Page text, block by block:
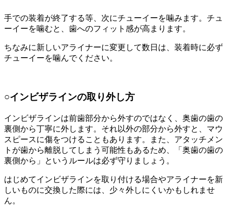
手での装着が終了する等、次にチューイーを噛みます。チュ
ーイーを噛むと、歯へのフィット感が高まります。
ちなみに新しいアライナーに変更して数日は、装着時に必ず
チューイーを噛んでください。
○インビザラインの取り外し方
インビザラインは前歯部分から外すのではなく、奥歯の歯の
裏側から丁寧に外します。それ以外の部分から外すと、マウ
スピースに傷をつけることもあります。また、アタッチメン
トが歯から離脱してしまう可能性もあるため、「奥歯の歯の
裏側から」というルールは必ず守りましょう。
はじめてインビザラインを取り付ける場合やアライナーを新
しいものに交換した際には、少々外しにくいかもしれませ
ん。